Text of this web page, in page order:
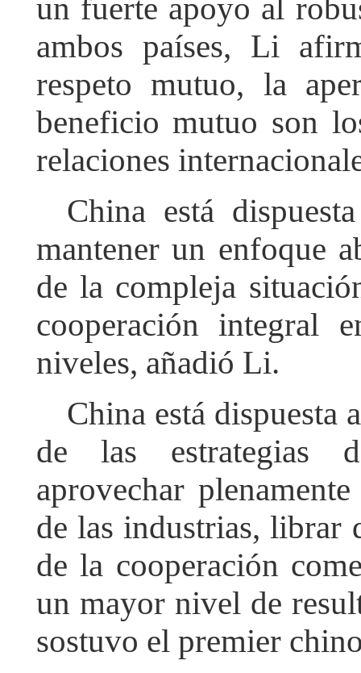
un fuerte apoyo al
ambos países, Li
respeto mutuo, la
beneficio mutuo son
relaciones
China está
mantener un enfoque
de la compleja
cooperación integral
niveles, añadió Li.
China está dispuesta
de las estrategias
aprovechar
de las industrias, librar
de la cooperación
un mayor nivel de
sostuvo el premier